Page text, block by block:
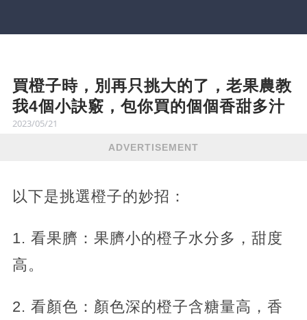
買橙子時，別再只挑大的了，老果農教
我4個小訣竅，包你買的個個香甜多汁
2023/05/21
ADVERTISEMENT
以下是挑選橙子的妙招：
1. 看果臍：果臍小的橙子水分多，甜度
高。
2. 看顏色：顏色深的橙子含糖量高，香